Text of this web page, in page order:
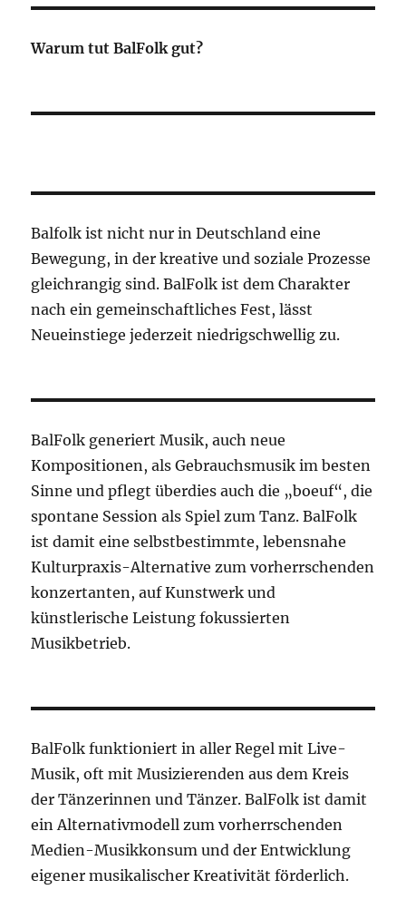
Warum tut BalFolk gut?
Balfolk ist nicht nur in Deutschland eine
Bewegung, in der kreative und soziale Prozesse
gleichrangig sind. BalFolk ist dem Charakter
nach ein gemeinschaftliches Fest, lässt
Neueinstiege jederzeit niedrigschwellig zu.
BalFolk generiert Musik, auch neue
Kompositionen, als Gebrauchsmusik im besten
Sinne und pflegt überdies auch die „boeuf“, die
spontane Session als Spiel zum Tanz. BalFolk
ist damit eine selbstbestimmte, lebensnahe
Kulturpraxis-Alternative zum vorherrschenden
konzertanten, auf Kunstwerk und
künstlerische Leistung fokussierten
Musikbetrieb.
BalFolk funktioniert in aller Regel mit Live-
Musik, oft mit Musizierenden aus dem Kreis
der Tänzerinnen und Tänzer. BalFolk ist damit
ein Alternativmodell zum vorherrschenden
Medien-Musikkonsum und der Entwicklung
eigener musikalischer Kreativität förderlich.